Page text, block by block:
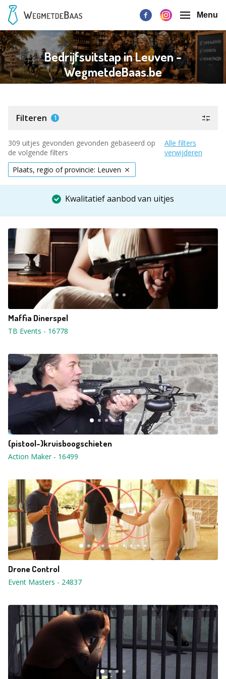
Menu
Bedrijfsuitstap in Leuven -
WegmetdeBaas.be
Filteren 1
309 uitjes gevonden gevonden gebaseerd op
de volgende filters
Alle filters
verwijderen
Plaats, regio of provincie: Leuven
Kwalitatief aanbod van uitjes
Maffia Dinerspel
TB Events - 16778
(pistool-)kruisboogschieten
Action Maker- 16499
Drone Control
Event Masters - 24837